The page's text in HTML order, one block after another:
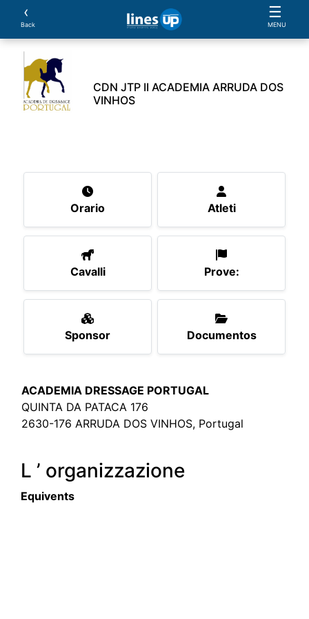
‹
Back
☰
MENU
CDN JTP II ACADEMIA ARRUDA DOS
VINHOS
Orario Atleti
Cavalli Prove:
Sponsor Documentos
ACADEMIA DRESSAGE PORTUGAL
QUINTA DA PATACA 176
2630-176 ARRUDA DOS VINHOS, Portugal
L ’ organizzazione
Equivents